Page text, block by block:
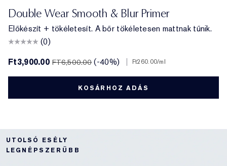
Double Wear Smooth & Blur Primer
Előkészít + tökéletesít. A bőr tökéletesen mattnak tűnik.
(0)
Ft3,900.00FT6,500.00 (-40%) Ft260.00/ml
KOSÁRHOZ ADÁS
UTOLSÓ ESÉLY
LEGNÉPSZERŰBB